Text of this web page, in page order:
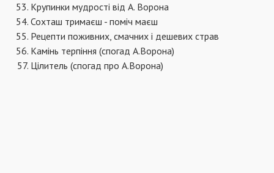
Крупинки мудрості від А. Ворона
Сохташ тримаєш - поміч маєш
Рецепти поживних, смачних і дешевих страв
Камінь терпіння (спогад А.Ворона)
Цілитель (спогад про А.Ворона)